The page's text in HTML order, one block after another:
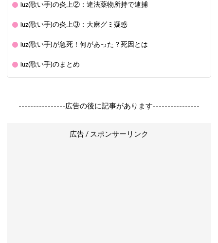
luz(歌い手)の炎上②：違法薬物所持で逮捕
luz(歌い手)の炎上③：大麻グミ疑惑
luz(歌い手)が急死！何があった？死因とは
luz(歌い手)のまとめ
----------------広告の後に記事があります----------------
広告 / スポンサーリンク